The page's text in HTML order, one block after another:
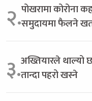
२.पोखरामा कोरोना
समुदायमा फैलने
३.अख्तियारले थाल्यो
तान्दा पहरो खस्ने